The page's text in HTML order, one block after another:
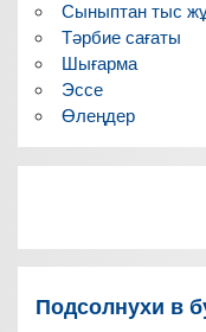
Сыныптан тыс
Тәрбие сағаты
Шығарма
Эссе
Өлеңдер
Подсолнухи в